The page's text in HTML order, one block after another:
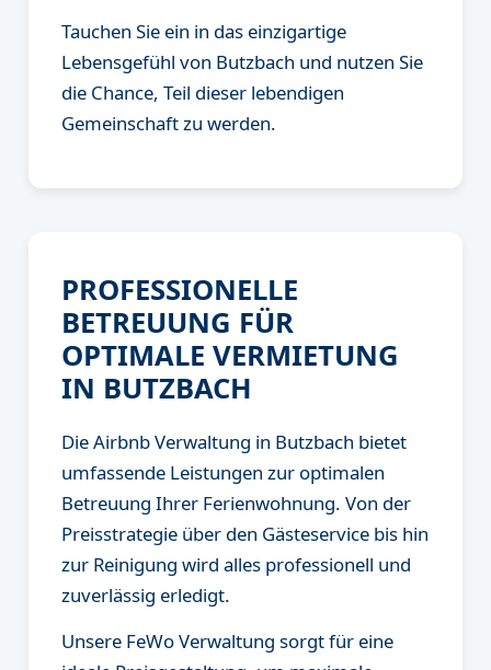
Tauchen Sie ein in das einzigartige
Lebensgefühl von Butzbach und nutzen Sie
die Chance, Teil dieser lebendigen
Gemeinschaft zu werden.
PROFESSIONELLE
BETREUUNG FÜR
OPTIMALE VERMIETUNG
IN BUTZBACH
Die Airbnb Verwaltung in Butzbach bietet
umfassende Leistungen zur optimalen
Betreuung Ihrer Ferienwohnung. Von der
Preisstrategie über den Gästeservice bis hin
zur Reinigung wird alles professionell und
zuverlässig erledigt.
Unsere FeWo Verwaltung sorgt für eine